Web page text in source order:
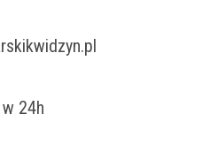
w 24h